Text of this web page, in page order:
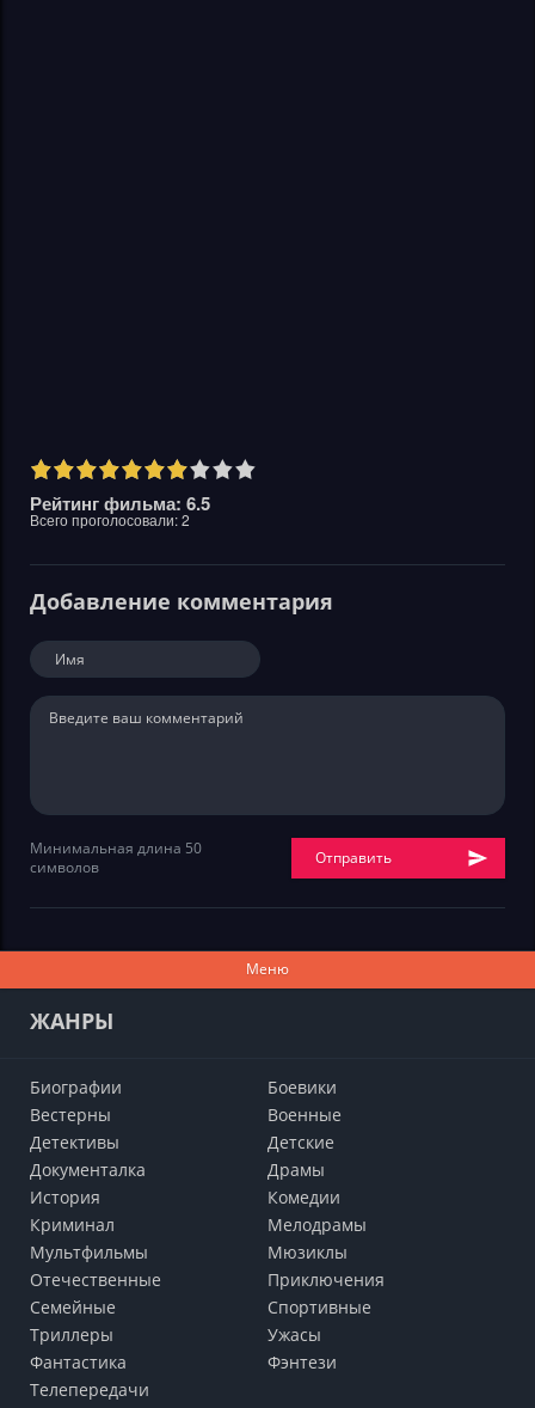
Рейтинг фильма: 6.5
Всего проголосовали:2
Добавление комментария
Минимальная длина 50
символов
Отправить
Меню
ЖАНРЫ
Биографии
Боевики
Вестерны
Военные
Детективы
Детские
Документалка
Драмы
История
Комедии
Криминал
Мелодрамы
Мультфильмы
Мюзиклы
Отечественные
Приключения
Семейные
Cпортивные
Триллеры
Ужасы
Фантастика
Фэнтези
Телепередачи